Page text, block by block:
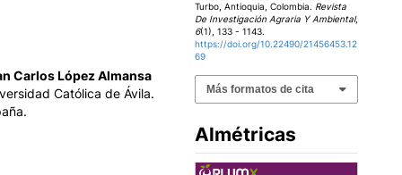
Carlos López Almansa
Católica de Ávila.
Turbo, Antioquia, Colombia. Revista
De Investigación Agraria Y Ambiental,
6(1), 133 - 1143.
https://doi.org/10.22490/21456453.12
69
Más formatos de cita
Almétricas